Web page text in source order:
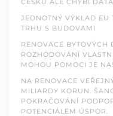
JEDNOTNÝ VÝKLAD EU
TRHU S BUDOVAMI
RENOVACE
ROZHODOVÁNÍ
MOHOU POMOCI JE
NA RENOVACE
MILIARDY KORUN.
POKRAČOVÁNÍ
POTENCIÁLEM ÚSPOR.